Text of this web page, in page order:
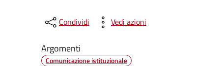
Condividi Vedi azioni
Argomenti
Comunicazione istituzionale